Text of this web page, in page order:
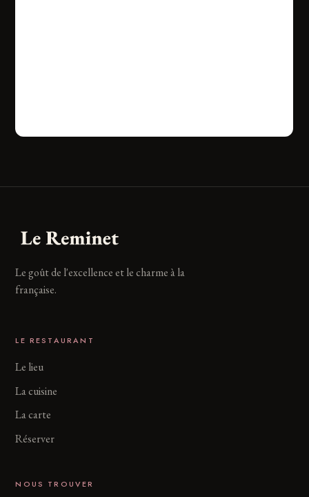
Le goût de l'excellence et le charme à la
française.
LE RESTAURANT
Le lieu
La cuisine
La carte
Réserver
NOUS TROUVER